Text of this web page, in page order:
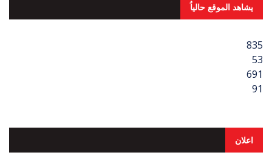
يشاهد الموقع حالياُ
835
53
691
91
اعلان